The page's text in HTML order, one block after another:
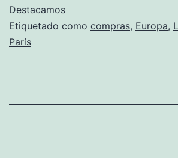
capitales
europeas
Destacamos
Etiquetado como compras, Europa,
París